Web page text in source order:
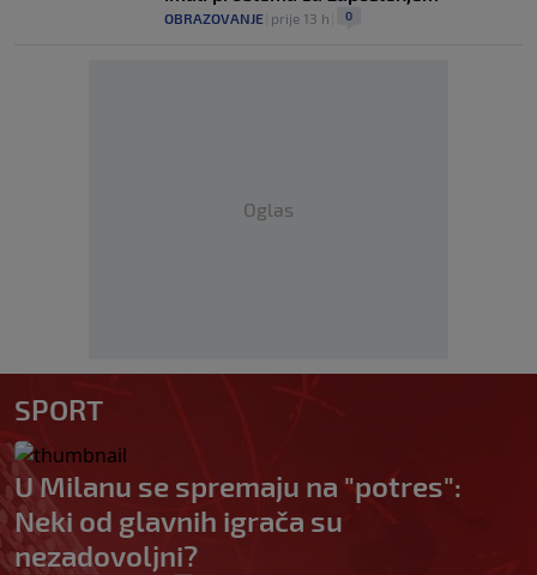
OBRAZOVANJE prije 13 h 0
Oglas
SPORT
U Milanu se spremaju na "potres":
Neki od glavnih igrača su
nezadovoljni?